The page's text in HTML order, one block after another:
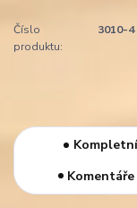
Číslo
produktu:
3010-4
Komentáře